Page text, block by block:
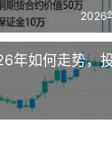
2026
年如何走势，